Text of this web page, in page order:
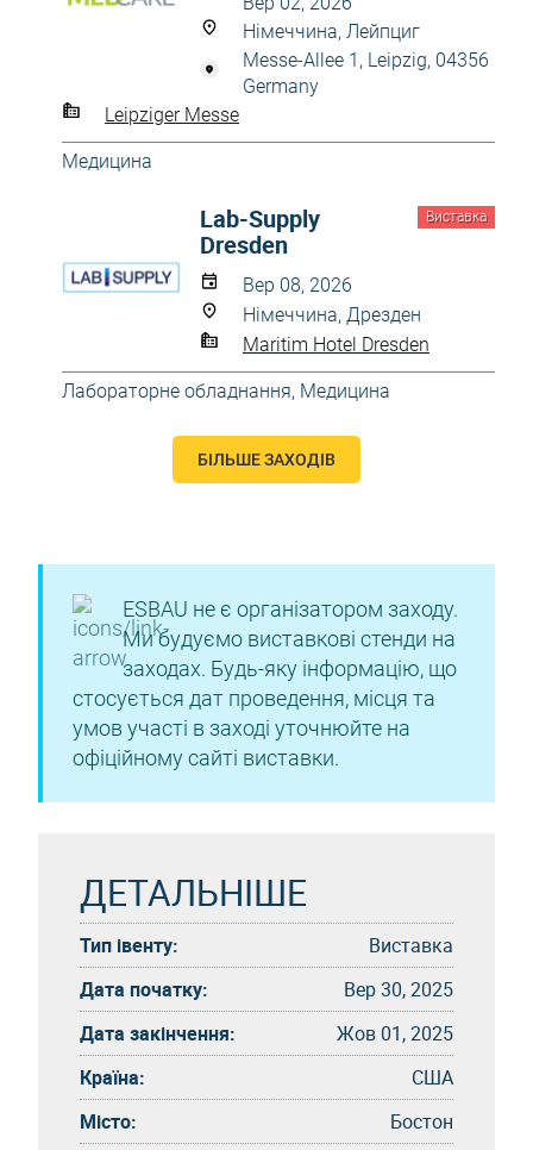
Німеччина, Лейпциг
Messe-Allee 1, Leipzig, 04356
Germany
Leipziger Messe
Медицина
Виставка
Lab-Supply
Dresden
Вер 08, 2026
Німеччина, Дрезден
Maritim Hotel Dresden
Лабораторне обладнання, Медицина
БІЛЬШЕ ЗАХОДІВ
ESBAU не є організатором заходу.
Ми будуємо виставкові стенди на
заходах. Будь-яку інформацію, що
стосується дат проведення, місця та
умов участі в заході уточнюйте на
офіційному сайті виставки.
ДЕТАЛЬНІШЕ
Тип івенту:
Виставка
Дата початку:
Вер 30, 2025
Дата закінчення:
Жов 01, 2025
Країна:
США
Місто:
Бостон